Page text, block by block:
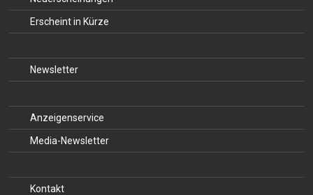
Erscheint in Kürze
Newsletter
Anzeigenservice
Media-Newsletter
Kontakt